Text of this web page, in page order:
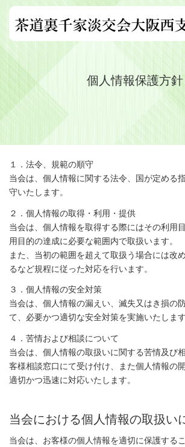
個人情報保護方針
１．法令、規範の順守
当会は、個人情報に関する法令、国が定める
守いたします。
２．個人情報の取得・利用・提供
当会は、個人情報を取得する際にはその利用
用目的の達成に必要な範囲内で取扱います。
また、当初の範囲を超えて取扱う場合には改
るなど規程に従った対応を行います。
３．個人情報の安全対策
当会は、個人情報の漏えい、滅失又はき損の
て、必要かつ適切な安全対策を実施いたします
４．苦情および相談について
当会は、個人情報の取扱いに関する苦情及び
客様相談窓口にて受け付け、また個人情報の
適切かつ迅速に対応いたします。
当会における個人情報の取扱い
当会は、お客様の個人情報を適切に保護する